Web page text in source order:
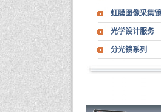
虹膜图像采集
光学设计服务
分光镜系列